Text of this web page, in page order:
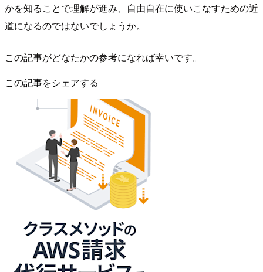
かを知ることで理解が進み、自由自在に使いこなすための近
道になるのではないでしょうか。
この記事がどなたかの参考になれば幸いです。
この記事をシェアする